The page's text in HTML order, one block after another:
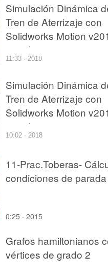
Simulación Dinámica
Tren de Aterrizaje con
Solidworks Motion
- 05 de 12
11:33 · 2018
Simulación Dinámica
Tren de Aterrizaje con
Solidworks Motion
- 10 de 12
10:02 · 2018
11-Prac.Toberas-
condiciones de parada
0:25 · 2015
Grafos hamiltonianos
vértices de grado 2